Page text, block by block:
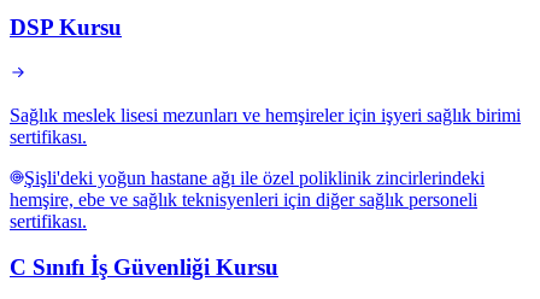
DSP Kursu
Sağlık meslek lisesi mezunları ve hemşireler için işyeri sağlık birimi
sertifikası.
Şişli'deki yoğun hastane ağı ile özel poliklinik zincirlerindeki
hemşire, ebe ve sağlık teknisyenleri için diğer sağlık personeli
sertifikası.
C Sınıfı İş Güvenliği Kursu